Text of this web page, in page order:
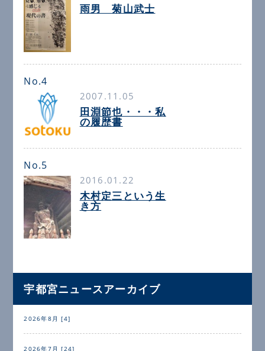
雨男 菊山武士
No.4
2007.11.05
田淵節也・・・私
の履歴書
No.5
2016.01.22
木村定三という生
き方
宇都宮ニュースアーカイブ
2026年8月 [4]
2026年7月 [24]